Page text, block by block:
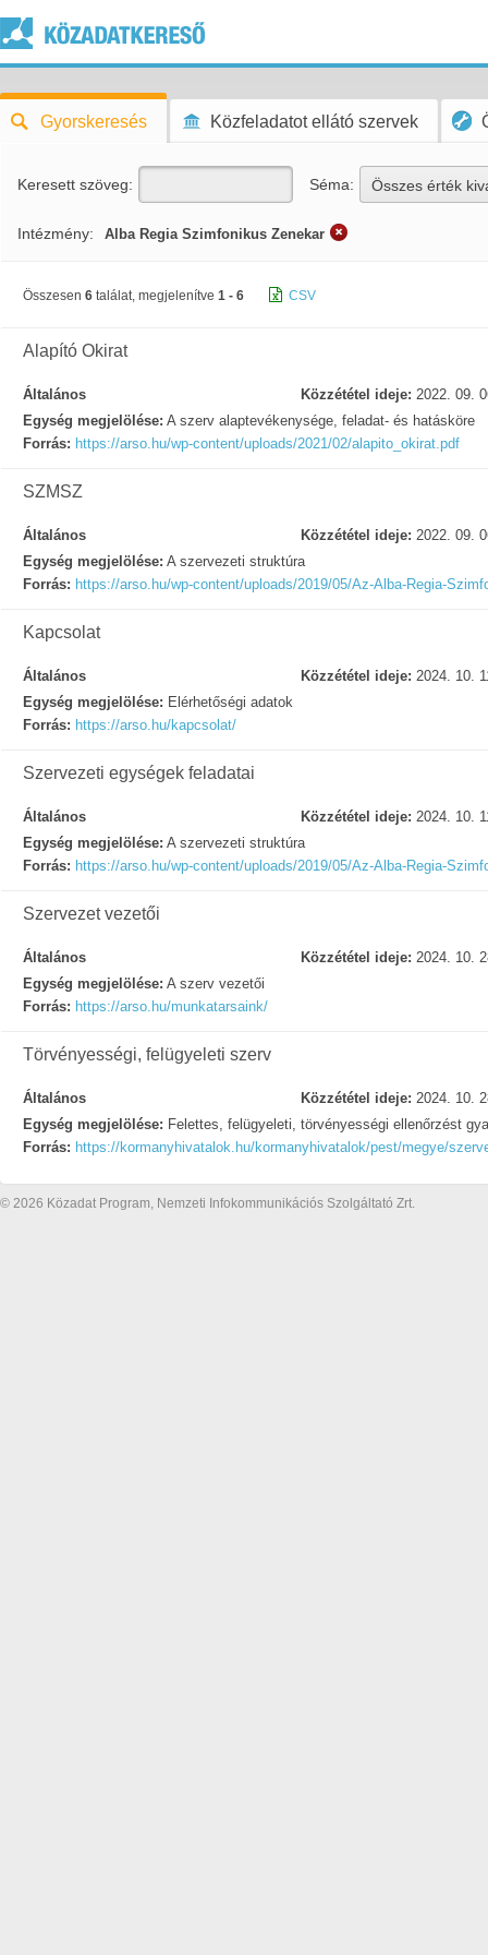
Gyorskeresés Közfeladatot ellátó szervek
Keresett szöveg: Séma: Összes érték
Intézmény: Alba Regia Szimfonikus Zenekar
Összesen 6 találat, megjelenítve 1 - 6 CSV
Alapító Okirat
Általános Közzététel ideje: 2022. 09.
Egység megjelölése: A szerv alaptevékenysége, feladat- és hatásköre
Forrás: https://arso.hu/wp-content/uploads/2021/02/alapito_okirat.pdf
SZMSZ
Általános Közzététel ideje: 2022. 09.
Egység megjelölése: A szervezeti struktúra
Forrás: https://arso.hu/wp-content/uploads/2019/05/Az-Alba-Regia-
Kapcsolat
Általános Közzététel ideje: 2024. 10.
Egység megjelölése: Elérhetőségi adatok
Forrás: https://arso.hu/kapcsolat/
Szervezeti egységek feladatai
Általános Közzététel ideje: 2024. 10.
Egység megjelölése: A szervezeti struktúra
Forrás: https://arso.hu/wp-content/uploads/2019/05/Az-Alba-Regia-
Szervezet vezetői
Általános Közzététel ideje: 2024. 10.
Egység megjelölése: A szerv vezetői
Forrás: https://arso.hu/munkatarsaink/
Törvényességi, felügyeleti szerv
Általános Közzététel ideje: 2024. 10.
Egység megjelölése: Felettes, felügyeleti, törvényességi ellenőrzést
Forrás: https://kormanyhivatalok.hu/kormanyhivatalok/pest/megye/
© 2026 Közadat Program, Nemzeti Infokommunikációs Szolgáltató Zrt.